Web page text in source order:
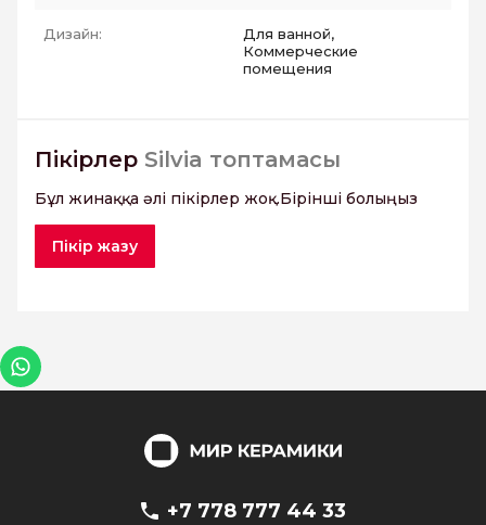
Дизайн:
Для ванной,
Коммерческие
помещения
Пікірлер Silvia топтамасы
Бұл жинаққа әлі пікірлер жоқ.Бірінші болыңыз
Пікір жазу
+7 778 777 44 33